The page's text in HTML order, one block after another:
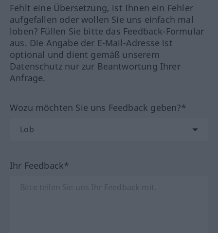
Fehlt eine Übersetzung, ist Ihnen ein Fehler
aufgefallen oder wollen Sie uns einfach mal
loben? Füllen Sie bitte das Feedback-Formular
aus. Die Angabe der E-Mail-Adresse ist
optional und dient gemäß unserem
Datenschutz nur zur Beantwortung Ihrer
Anfrage.
Wozu möchten Sie uns Feedback geben?*
Ihr Feedback*